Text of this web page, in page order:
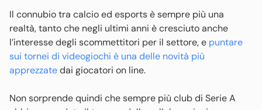
Il connubio tra calcio ed esports è sempre più una
realtà, tanto che negli ultimi anni è cresciuto anche
l’interesse degli scommettitori per il settore, e puntare
sui tornei di videogiochi è una delle novità più
apprezzatedai giocatori on line.
Non sorprende quindi che sempre più club di Serie A